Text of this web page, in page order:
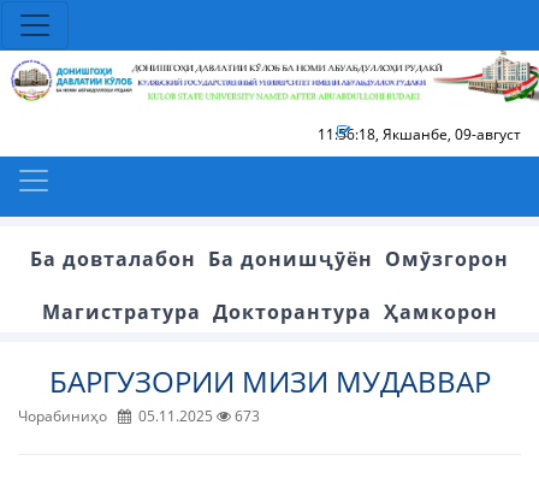
11:56:19, Якшанбе, 09-август
Ба довталабон Ба донишҷӯён Омӯзгорон
Магистратура Докторантура Ҳамкорон
БАРГУЗОРИИ МИЗИ МУДАВВАР
Чорабиниҳо 05.11.2025 673